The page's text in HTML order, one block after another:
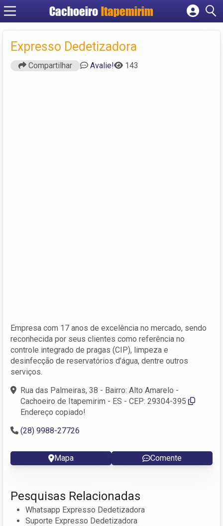
Cachoeiro Itapemirim
Cadastrar empresa
Criar conta
Expresso Dedetizadora
Compartilhar Avalie! 143
Empresa com 17 anos de excelência no mercado, sendo
reconhecida por seus clientes como referência no
controle integrado de pragas (CIP), limpeza e
desinfecção de reservatórios d’água, dentre outros
serviços.
Rua das Palmeiras, 38 - Bairro: Alto Amarelo -
Cachoeiro de Itapemirim - ES - CEP: 29304-395
Endereço copiado!
(28) 9988-27726
Mapa Comente
Pesquisas Relacionadas
Whatsapp Expresso Dedetizadora
Suporte Expresso Dedetizadora